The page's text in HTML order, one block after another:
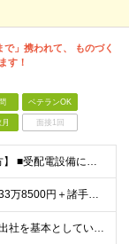
」携われて、 ものづく
す！
ベテランOK
面接1回
【以下いずれかをお持ちの方】 ■受配電設備における設計経験 ■電気・計装設備における設計経験 ※学歴は問いません。
【担当】月給25万3500円～33万8500円＋諸手当＋賞与 【主任】月給29万7500円～39万5000円＋諸手当＋賞与 ※経験や能力を充分に考慮したうえで加給優遇します。 ※残業代は全額別途支給
■愛知県稲沢市幸町120-1 ※出社を基本としていますが、業務状況やご家庭の事情に応じて、リモートワークの相談も可能です。 (変更の範囲)上記を除く当社関連勤務地